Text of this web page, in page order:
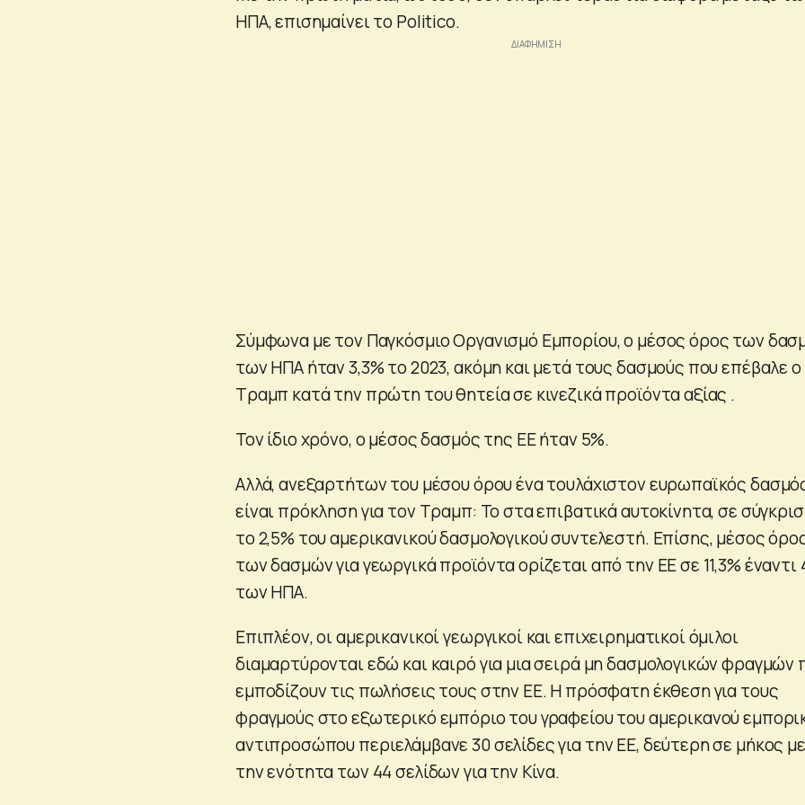
ΗΠΑ, επισημαίνει το Politico.
Σύμφωνα με τον Παγκόσμιο Οργανισμό Εμπορίου, ο μέσος όρος των
των ΗΠΑ ήταν 3,3% το 2023, ακόμη και μετά τους δασμούς που επέβαλε ο
Τραμπ κατά την πρώτη του θητεία σε κινεζικά προϊόντα αξίας .
Τον ίδιο χρόνο, ο μέσος δασμός της ΕΕ ήταν 5%.
Αλλά, ανεξαρτήτων του μέσου όρου ένα τουλάχιστον ευρωπαϊκός
είναι πρόκληση για τον Τραμπ: Το στα επιβατικά αυτοκίνητα, σε
το 2,5% του αμερικανικού δασμολογικού συντελεστή. Επίσης, μέσος
των δασμών για γεωργικά προϊόντα ορίζεται από την ΕΕ σε 11,3% έναντι
των ΗΠΑ.
Επιπλέον, οι αμερικανικοί γεωργικοί και επιχειρηματικοί όμιλοι
διαμαρτύρονται εδώ και καιρό για μια σειρά μη δασμολογικών φραγμών
εμποδίζουν τις πωλήσεις τους στην ΕΕ. Η πρόσφατη έκθεση για τους
φραγμούς στο εξωτερικό εμπόριο του γραφείου του αμερικανού
αντιπροσώπου περιελάμβανε 30 σελίδες για την ΕΕ, δεύτερη σε μήκος
την ενότητα των 44 σελίδων για την Κίνα.